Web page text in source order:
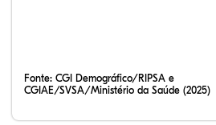
Fonte: CGI Demográfico/RIPSA e
CGIAE/SVSA/Ministério da Saúde (2025)